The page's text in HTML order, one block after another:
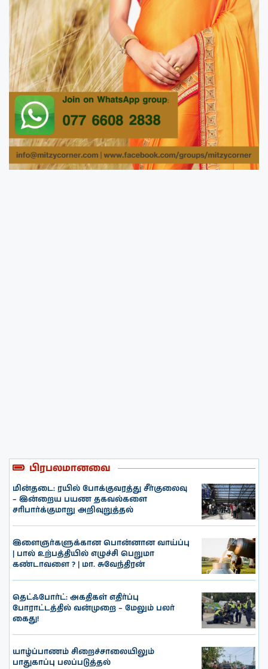
பிரபலமானவை
மின்தடை: ரயில் போக்குவரத்து சீர்குலைவு
– இன்றைய பயண தகவல்களை
சரிபார்க்குமாறு அறிவுறுத்தல்
இளைஞர்களுக்கான பொன்னான வாய்ப்பு
| பால் உற்பத்தியில் எழுச்சி பெறுமா
கண்டாவளை ? | மா. சுவேந்திரன்
தெட்ஃபோர்ட்: அகதிகள் எதிர்ப்பு
போராட்டத்தில் வன்முறை – மேலும் பலர்
கைது!
யாழ்ப்பாணம் சிறைச்சாலையிலும்
பாதுகாப்பு பலப்படுத்தல்